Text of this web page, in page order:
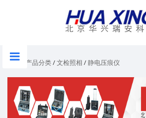
首页 产品分类/文检照相 /静电压痕仪